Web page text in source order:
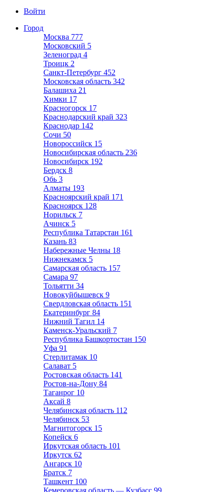
Войти
Город
Москва 777
Московский 5
Зеленоград 4
Троицк 2
Санкт-Петербург 452
Московская область 342
Балашиха 21
Химки 17
Красногорск 17
Краснодарский край 323
Краснодар 142
Сочи 50
Новороссийск 15
Новосибирская область 236
Новосибирск 192
Бердск 8
Обь 3
Алматы 193
Красноярский край 171
Красноярск 128
Норильск 7
Ачинск 5
Республика Татарстан 161
Казань 83
Набережные Челны 18
Нижнекамск 5
Самарская область 157
Самара 97
Тольятти 34
Новокуйбышевск 9
Свердловская область 151
Екатеринбург 84
Нижний Тагил 14
Каменск-Уральский 7
Республика Башкортостан 150
Уфа 91
Стерлитамак 10
Салават 5
Ростовская область 141
Ростов-на-Дону 84
Таганрог 10
Аксай 8
Челябинская область 112
Челябинск 53
Магнитогорск 15
Копейск 6
Иркутская область 101
Иркутск 62
Ангарск 10
Братск 7
Ташкент 100
Кемеровская область — Кузбасс 99